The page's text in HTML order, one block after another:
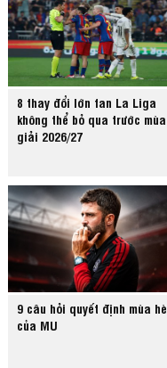
8 thay đổi lớn fan La Liga
không thể bỏ qua trước mùa
giải 2026/27
9 câu hỏi quyết định mùa hè
của MU